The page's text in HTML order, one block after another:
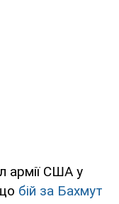
армії США у
бій за Бахмут